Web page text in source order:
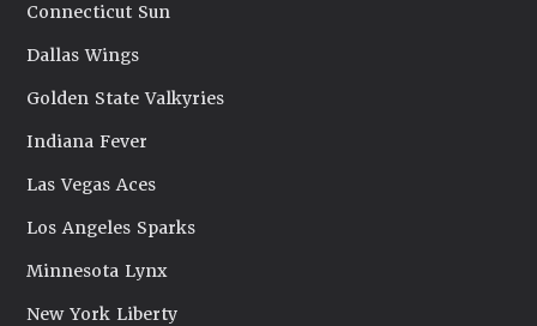
Connecticut Sun
Dallas Wings
Golden State Valkyries
Indiana Fever
Las Vegas Aces
Los Angeles Sparks
Minnesota Lynx
New York Liberty